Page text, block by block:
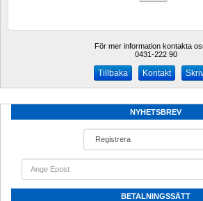
För mer information kontakta
0431-222 90
Kontakt
NYHETSBREV
BETALNINGSSÄTT